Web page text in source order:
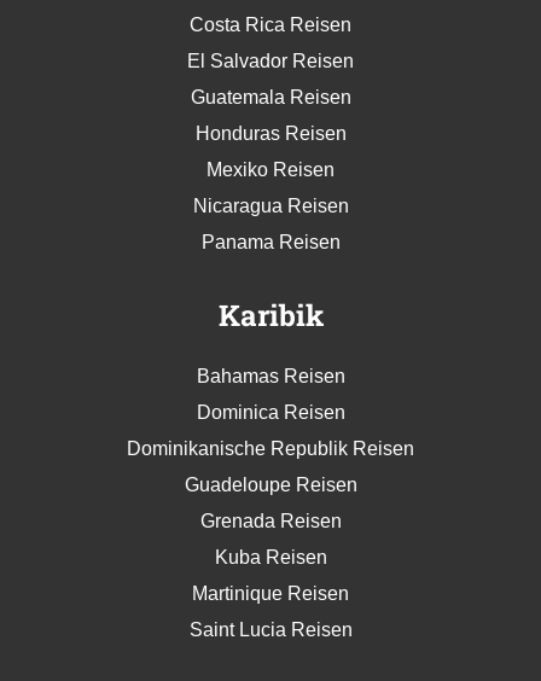
Costa Rica Reisen
El Salvador Reisen
Guatemala Reisen
Honduras Reisen
Mexiko Reisen
Nicaragua Reisen
Panama Reisen
Karibik
Bahamas Reisen
Dominica Reisen
Dominikanische Republik Reisen
Guadeloupe Reisen
Grenada Reisen
Kuba Reisen
Martinique Reisen
Saint Lucia Reisen